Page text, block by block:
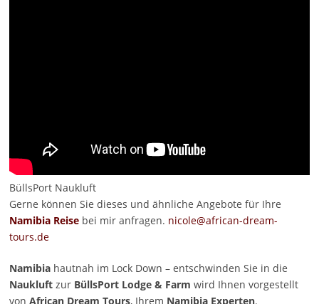
BüllsPort Naukluft
Gerne können Sie dieses und ähnliche Angebote für Ihre
Namibia Reisebei mir anfragen. nicole@african-dream-
tours.de
Namibiahautnah im Lock Down – entschwinden Sie in die
Naukluftzur BüllsPort Lodge & Farm wird Ihnen vorgestellt
von African Dream Tours, Ihrem Namibia Experten.